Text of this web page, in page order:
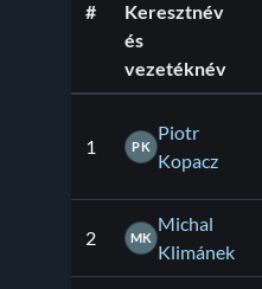
#
Keresztnév
és
vezetéknév
1 PK
Piotr
Kopacz
2 MK
Michal
Klimánek